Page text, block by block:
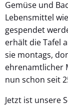
Gemüse und
Lebensmittel
gespendet
erhält die Tafel
sie montags,
ehrenamtlicher
nun schon seit
Jetzt ist unsere